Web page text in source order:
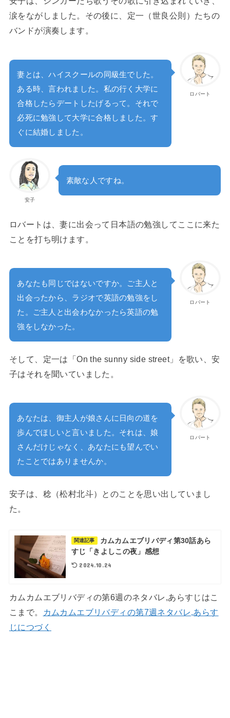
涙をながしました。その後に、定一（世良公則）たちの
バンドが演奏します。
ロバート
妻とは、ハイスクールの同級生でした。
ある時、言われました。私の行く大学に
合格したらデートしたげるって。それで
必死に勉強して大学に合格しました。す
ぐに結婚しました。
安子
素敵な人ですね。
ロバートは、妻に出会って日本語の勉強してここに来た
ことを打ち明けます。
ロバート
あなたも同じではないですか。ご主人と
出会ったから、ラジオで英語の勉強をし
た。ご主人と出会わなかったら英語の勉
強をしなかった。
そして、定一は「On the sunny side street」を歌い、安
子はそれを聞いていました。
ロバート
あなたは、御主人が娘さんに日向の道を
歩んでほしいと言いました。それは、娘
さんだけじゃなく、あなたにも望んでい
たことではありませんか。
安子は、稔（松村北斗）とのことを思い出していまし
た。
関連記事
カムカムエブリバディ第30話あら
すじ「きよしこの夜」感想
2024.10.24
カムカムエブリバディの第6週のネタバレ,あらすじはこ
こまで。
カムカムエブリバディの第7週ネタバレ,あらす
じにつづく